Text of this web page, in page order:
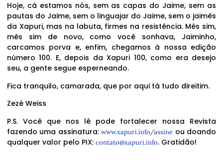
Hoje, cá estamos nós, sem as capas do Jaime, sem as
pautas do Jaime, sem o linguajar do Jaime, sem o jaimês
da Xapuri, mas na labuta, firmes na resistência. Mês sim,
mês sim de novo, como você sonhava, Jaiminho,
carcamos porva e, enfim, chegamos à nossa edição
número 100. E, depois da Xapuri 100, como era desejo
seu, a gente segue esperneando.
Fica tranquilo, camarada, que por aqui tá tudo direitim.
Zezé Weiss
P.S. Você que nos lê pode fortalecer nossa Revista
fazendo uma assinatura:www.xapuri.info/assine ou doando
qualquer valor pelo PIX: contato@xapuri.info. Gratidão!